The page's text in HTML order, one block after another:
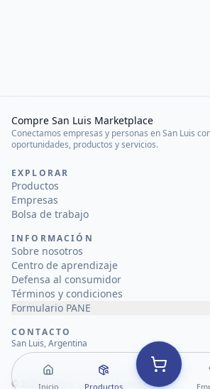
Inicio Productos
Compre San Luis Marketplace
Conectamos empresas y personas en San Luis
oportunidades, productos y servicios.
EXPLORAR
Productos
Empresas
Bolsa de trabajo
INFORMACIÓN
Sobre nosotros
Centro de aprendizaje
Defensa al consumidor
Términos y condiciones
Formulario PANE
CONTACTO
San Luis, Argentina
© 2026Compre San Luis Marketplace